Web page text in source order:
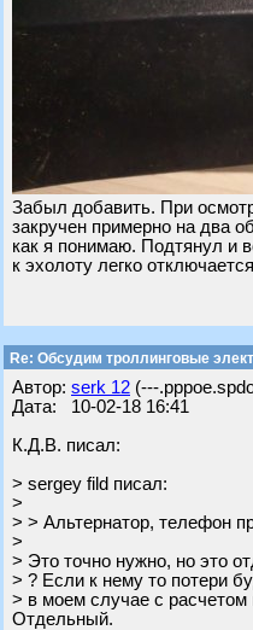
Забыл добавить. При
закручен примерно на два
как я понимаю. Подтянул и
к эхолоту легко
Re: Обсудим троллинговые
Автор: serk 12 (---
Дата: 10-02-18 16:41
К.Д.В. писал:
> sergey fild писал:
>
> > Альтернатор, телефон
>
> Это точно нужно, но это
> ? Если к нему то потери
> в моем случае с
Отдельный.